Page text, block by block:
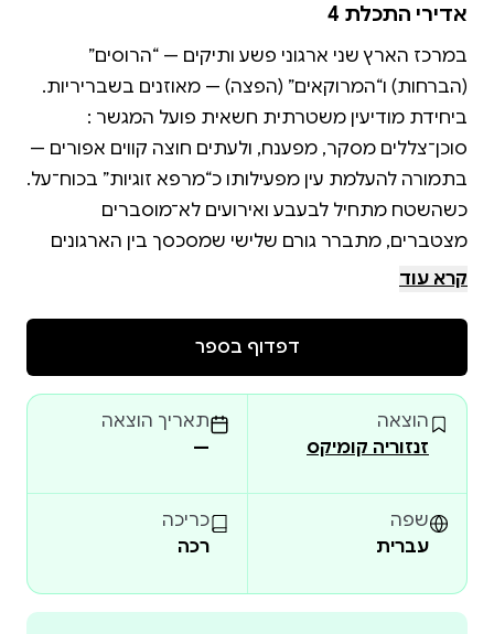
אדירי התכלת 4
במרכז הארץ שני ארגוני פשע ותיקים — “הרוסים”
ביחידת מודיעין משטרתית חשאית פועל המגשר :
סוכן־צללים מסקר, מפענח, ולעתים חוצה קווים אפורים —
כשהשטח מתחיל לבעבע ואירועים לא־מוסברים
מצטברים, מתברר גורם שלישי שמסכסך בין הארגונים
קרא עוד
דפדוף בספר
הוצאה
זנזוריה קומיקס
תאריך הוצאה
—
שפה
עברית
כריכה
רכה